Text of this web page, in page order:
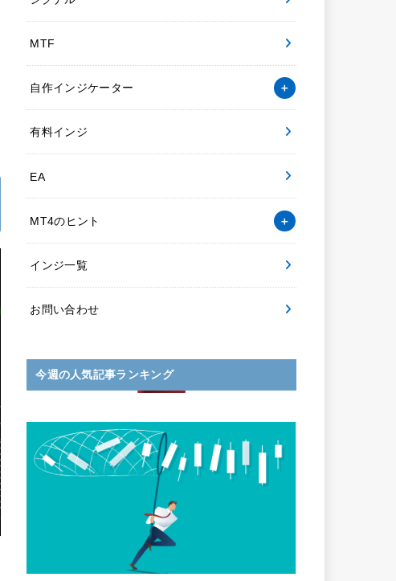
MTF
自作インジケーター
有料インジ
EA
MT4のヒント
インジ一覧
お問い合わせ
今週の人気記事ランキング